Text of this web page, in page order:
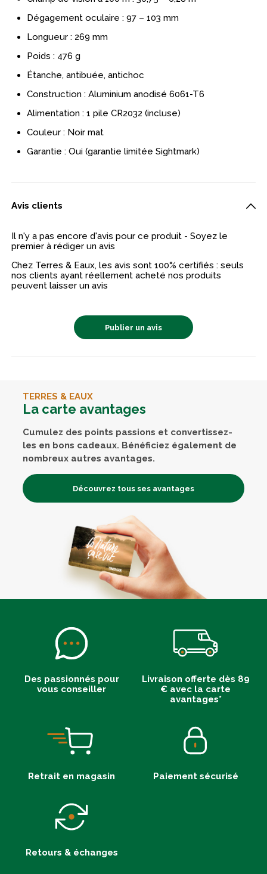
Dégagement oculaire : 97 – 103 mm
Longueur : 269 mm
Poids : 476 g
Étanche, antibuée, antichoc
Construction : Aluminium anodisé 6061-T6
Alimentation : 1 pile CR2032 (incluse)
Couleur : Noir mat
Garantie : Oui (garantie limitée Sightmark)
Avis clients
Il n'y a pas encore d'avis pour ce produit - Soyez le
premier à rédiger un avis
Chez Terres & Eaux, les avis sont 100% certifiés : seuls
nos clients ayant réellement acheté nos produits
peuvent laisser un avis
Publier un avis
TERRES & EAUX
La carte avantages
Cumulez des points passions et convertissez-
les en bons cadeaux. Bénéficiez également de
nombreux autres avantages.
Découvrez tous ses avantages
Des passionnés pour
vous conseiller
Livraison offerte dès 89
€ avec la carte
avantages*
Retrait en magasin Paiement sécurisé
Retours & échanges